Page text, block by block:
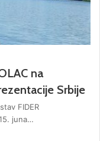
na
Srbije
FIDER
juna…